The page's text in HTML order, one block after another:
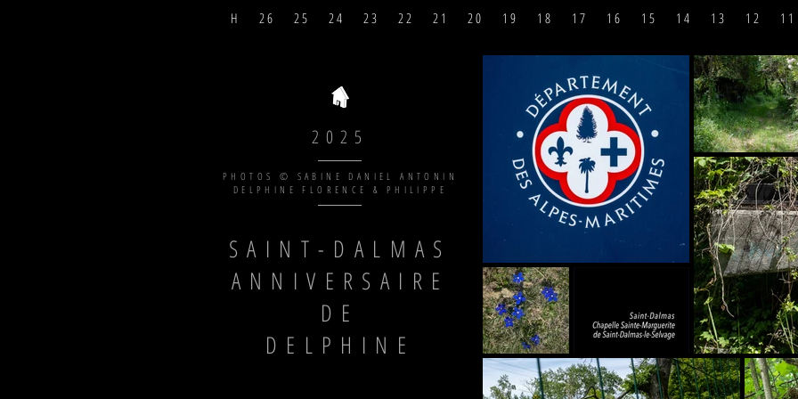
H 2 6 2 5 2 4 2 3 2 2 2 1 2 0 1 9 1 8 1 7 1 6 1 5 1 4 1 3 1 2 1 1
2025
PHOTOS © SABINE DANIEL ANTONIN
DELPHINE FLORENCE & PHILIPPE
SAINT-DALMAS
ANNIVERSAIRE
DE
DELPHINE